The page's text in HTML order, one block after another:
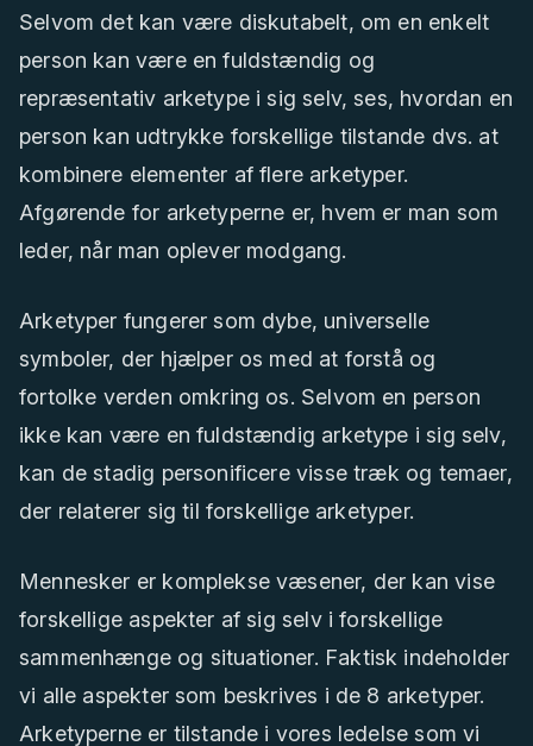
Selvom det kan være diskutabelt, om en enkelt
person kan være en fuldstændig og
repræsentativ arketype i sig selv, ses, hvordan en
person kan udtrykke forskellige tilstande dvs. at
kombinere elementer af flere arketyper.
Afgørende for arketyperne er, hvem er man som
leder, når man oplever modgang.
Arketyper fungerer som dybe, universelle
symboler, der hjælper os med at forstå og
fortolke verden omkring os. Selvom en person
ikke kan være en fuldstændig arketype i sig selv,
kan de stadig personificere visse træk og temaer,
der relaterer sig til forskellige arketyper.
Mennesker er komplekse væsener, der kan vise
forskellige aspekter af sig selv i forskellige
sammenhænge og situationer. Faktisk indeholder
vi alle aspekter som beskrives i de 8 arketyper.
Arketyperne er tilstande i vores ledelse som vi